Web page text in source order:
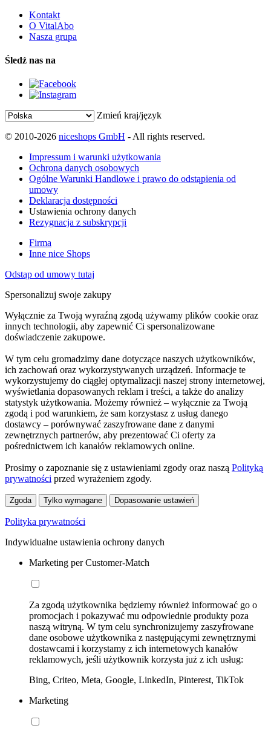
Kontakt
O VitalAbo
Nasza grupa
Śledź nas na
Zmień kraj/język
© 2010-2026 niceshops GmbH - All rights reserved.
Impressum i warunki użytkowania
Ochrona danych osobowych
Ogólne Warunki Handlowe i prawo do odstąpienia od
umowy
Deklaracja dostępności
Ustawienia ochrony danych
Rezygnacja z subskrypcji
Firma
Inne nice Shops
Odstąp od umowy tutaj
Spersonalizuj swoje zakupy
Wyłącznie za Twoją wyraźną zgodą używamy plików cookie oraz
innych technologii, aby zapewnić Ci spersonalizowane
doświadczenie zakupowe.
W tym celu gromadzimy dane dotyczące naszych użytkowników,
ich zachowań oraz wykorzystywanych urządzeń. Informacje te
wykorzystujemy do ciągłej optymalizacji naszej strony internetowej,
wyświetlania dopasowanych reklam i treści, a także do analizy
statystyk użytkowania. Możemy również – wyłącznie za Twoją
zgodą i pod warunkiem, że sam korzystasz z usług danego
dostawcy – porównywać zaszyfrowane dane z danymi
zewnętrznych partnerów, aby prezentować Ci oferty za
pośrednictwem ich kanałów reklamowych online.
Prosimy o zapoznanie się z ustawieniami zgody oraz naszą Polityką
prywatności przed wyrażeniem zgody.
Zgoda Tylko wymagane Dopasowanie ustawień
Polityka prywatności
Indywidualne ustawienia ochrony danych
Marketing per Customer-Match
Za zgodą użytkownika będziemy również informować go o
promocjach i pokazywać mu odpowiednie produkty poza
naszą witryną. W tym celu synchronizujemy zaszyfrowane
dane osobowe użytkownika z następującymi zewnętrznymi
dostawcami i korzystamy z ich internetowych kanałów
reklamowych, jeśli użytkownik korzysta już z ich usług:
Bing, Criteo, Meta, Google, LinkedIn, Pinterest, TikTok
Marketing